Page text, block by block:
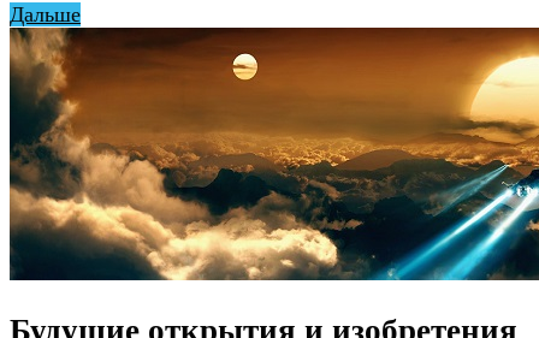
Дальше
Будущие открытия и изобретения